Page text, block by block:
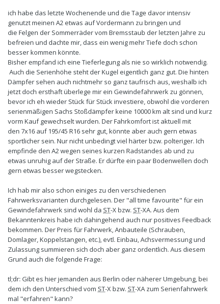
ich habe das letzte Wochenende und die Tage davor intensiv
genutzt meinen A2 etwas auf Vordermann zu bringen und
die Felgen der Sommerräder vom Bremsstaub der letzten Jahre zu
befreien und dachte mir, dass ein wenig mehr Tiefe doch schon
besser kommen könnte.
Bisher empfand ich eine Tieferlegung als nie so wirklich notwendig.
Auch die Serienhöhe steht der Kugel eigentlich ganz gut. Die hinten
Dämpfer sehen auch nichtmehr so ganz taufrisch aus, weshalb ich
jetzt doch ersthaft überlege mir ein Gewindefahrwerk zu gönnen,
bevor ich eh wieder Stück für Stück investiere, obwohl die vorderen
serienmäßigen Sachs Stoßdämpfer keine 10000 km alt sind und kurz
vorm Kauf gewechselt wurden. Der Fahrkomfort ist aktuell mit
den 7x16 auf 195/45 R16 sehr gut, könnte aber auch gern etwas
sportlicher sein. Nur nicht unbedingt viel härter bzw. polteriger. Ich
empfinde den A2 wegen seines kurzen Radstandes ab und zu
etwas unruhig auf der Straße. Er dürfte ein paar Bodenwellen doch
gern etwas besser wegstecken.
Ich hab mir also schon einiges zu den verschiedenen
Fahrwerksvarianten durchgelesen. Der "all time favourite" für ein
Gewindefahrwerk sind wohl da ST-X bzw. ST-XA. Aus dem
Bekanntenkreis habe ich dahingehend auch nur positives Feedback
bekommen. Der Preis für Fahrwerk, Anbauteile (Schrauben,
Domlager, Koppelstangen, etc.), evtl. Einbau, Achsvermessung und
Zulassung summieren sich doch aber ganz ordentlich. Aus diesem
Grund auch die folgende Frage:
tl;dr: Gibt es hier jemanden aus Berlin oder näherer Umgebung, bei
dem ich den Unterschied vom ST-X bzw. ST-XA zum Serienfahrwerk
mal "erfahren" kann?